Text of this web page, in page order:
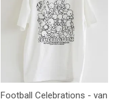
Football Celebrations - van